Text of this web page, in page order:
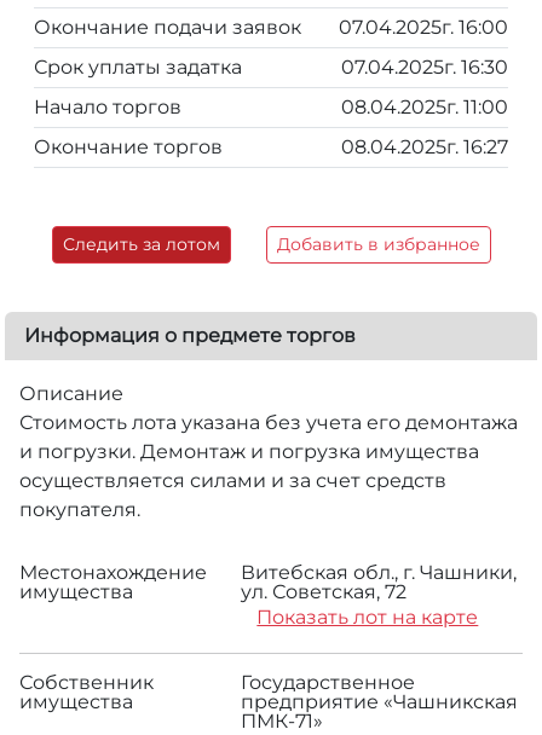
Окончание подачи заявок
07.04.2025г. 16:00
Срок уплаты задатка
07.04.2025г. 16:30
Начало торгов
08.04.2025г. 11:00
Окончание торгов
08.04.2025г. 16:27
Следить за лотом Добавить в избранное
Информация о предмете торгов
Описание
Стоимость лота указана без учета его демонтажа
и погрузки. Демонтаж и погрузка имущества
осуществляется силами и за счет средств
покупателя.
Местонахождение
имущества
Витебская обл., г. Чашники,
ул. Советская, 72
Показать лот на карте
Собственник
имущества
Государственное
предприятие «Чашникская
ПМК-71»